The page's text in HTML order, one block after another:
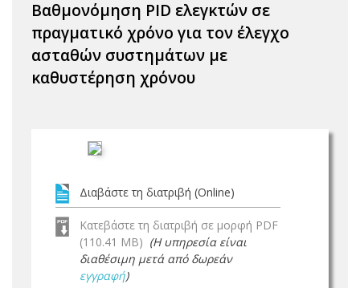
Βαθμονόμηση PID ελεγκτών σε
πραγματικό χρόνο για τον έλεγχο
ασταθών συστημάτων με
καθυστέρηση χρόνου
Διαβάστε τη διατριβή (Online)
Κατεβάστε τη διατριβή σε μορφή PDF
(110.41 MB) (Η υπηρεσία είναι
διαθέσιμη μετά από δωρεάν
εγγραφή)